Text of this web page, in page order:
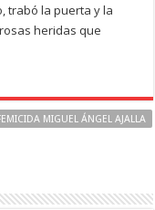
trabó la puerta y la
heridas que
MIGUEL ÁNGEL AJALLA